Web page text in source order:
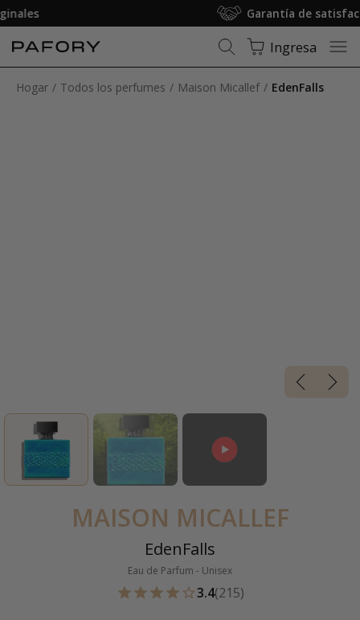
Garantía de satisfacción
Ingresa
Hogar Todos los perfumes Maison Micallef EdenFalls
MAISON MICALLEF
EdenFalls
Eau de Parfum - Unisex
3.4(215)